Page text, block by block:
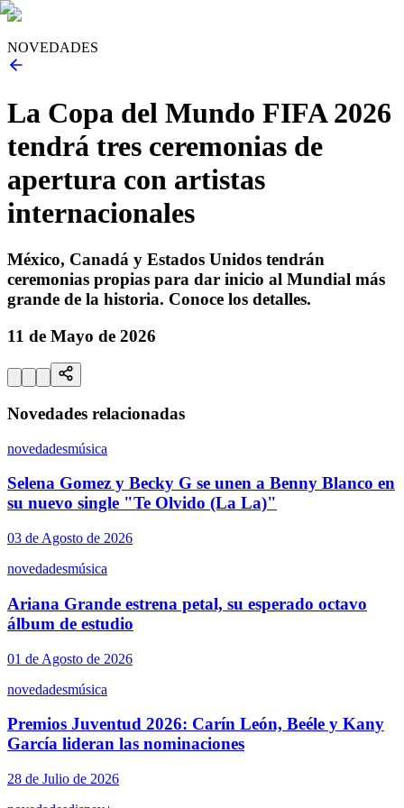
NOVEDADES
La Copa del Mundo FIFA 2026
tendrá tres ceremonias de
apertura con artistas
internacionales
México, Canadá y Estados Unidos tendrán
ceremonias propias para dar inicio al Mundial más
grande de la historia. Conoce los detalles.
11 de Mayo de 2026
Novedades relacionadas
novedadesmúsica
Selena Gomez y Becky G se unen a Benny Blanco en
su nuevo single "Te Olvido (La La)"
03 de Agosto de 2026
novedadesmúsica
Ariana Grande estrena petal, su esperado octavo
álbum de estudio
01 de Agosto de 2026
novedadesmúsica
Premios Juventud 2026: Carín León, Beéle y Kany
García lideran las nominaciones
28 de Julio de 2026